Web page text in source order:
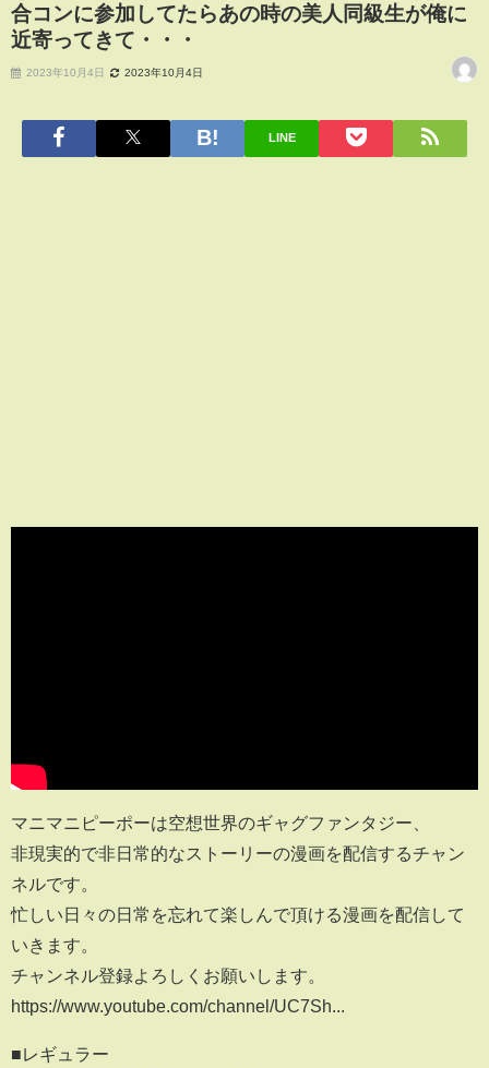
合コンに参加してたらあの時の美人同級生が俺に
近寄ってきて・・・
2023年10月4日 2023年10月4日
LINE
マニマニピーポーは空想世界のギャグファンタジー、
非現実的で非日常的なストーリーの漫画を配信するチャン
ネルです。
忙しい日々の日常を忘れて楽しんで頂ける漫画を配信して
いきます。
チャンネル登録よろしくお願いします。
https://www.youtube.com/channel/UC7Sh...
■レギュラー